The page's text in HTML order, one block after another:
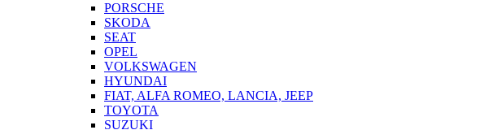
PORSCHE
SKODA
SEAT
OPEL
VOLKSWAGEN
HYUNDAI
FIAT, ALFA ROMEO, LANCIA, JEEP
TOYOTA
SUZUKI